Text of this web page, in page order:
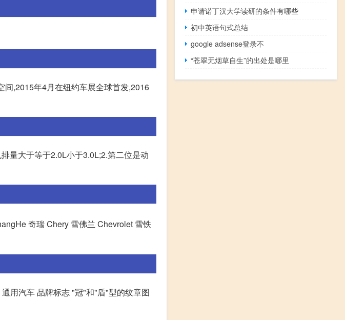
,2015年4月在纽约车展全球首发,2016
量大于等于2.0L小于3.0L;2.第二位是动
奇瑞 Chery 雪佛兰 Chevrolet 雪铁
用汽车 品牌标志 "冠"和"盾"型的纹章图
申请诺丁汉大学读研的条件有哪些
初中英语句式总结
google adsense登录不
“苍翠无烟草自生”的出处是哪里